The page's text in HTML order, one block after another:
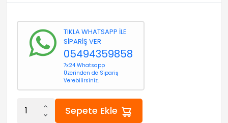
TIKLA WHATSAPP İLE
SİPARİŞ VER
05494359858
7x24 Whatsapp
Üzerinden de Sipariş
Verebilirsiniz.
Sepete Ekle